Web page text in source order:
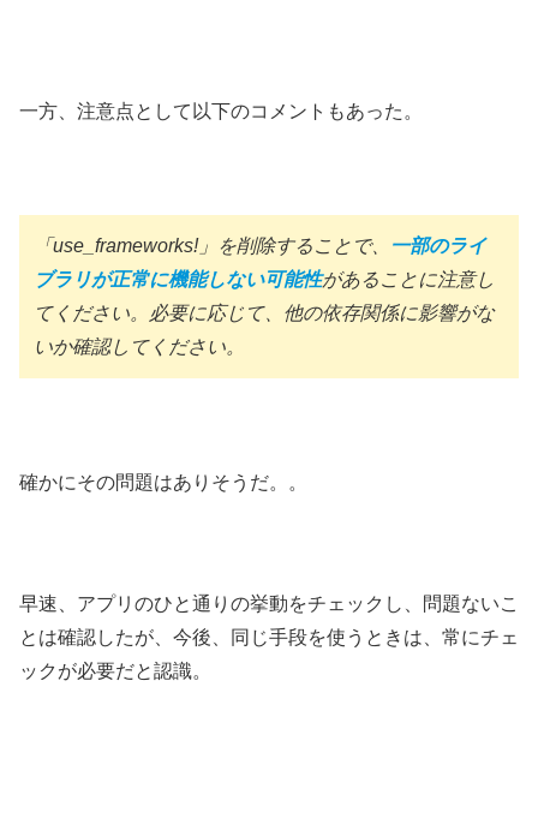
一方、注意点として以下のコメントもあった。
「use_frameworks!」を削除することで、
一部のライ
ブラリが正常に機能しない可能性があることに注意し
てください。必要に応じて、他の依存関係に影響がな
いか確認してください。
確かにその問題はありそうだ。。
早速、アプリのひと通りの挙動をチェックし、問題ないこ
とは確認したが、今後、同じ手段を使うときは、常にチェ
ックが必要だと認識。